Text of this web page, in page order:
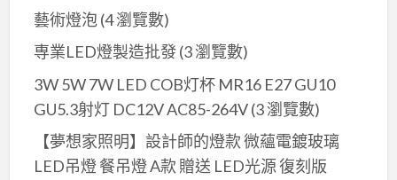
藝術燈泡(4 瀏覽數)
専業LED燈製造批發(3 瀏覽數)
3W 5W 7W LED COB灯杯 MR16 E27 GU10
GU5.3射灯 DC12V AC85-264V(3 瀏覽數)
【夢想家照明】設計師的燈款 微蘊電鍍玻璃
LED吊燈 餐吊燈 A款 贈送 LED光源 復刻版